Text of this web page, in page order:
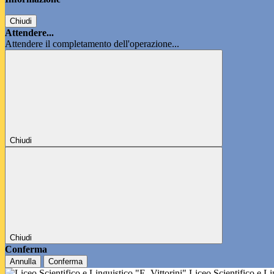
Chiudi
Attendere...
Attendere il completamento dell'operazione...
Chiudi
Chiudi
Conferma
Annulla Conferma